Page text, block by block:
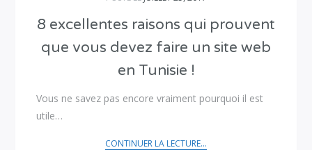
8 excellentes raisons qui prouvent
que vous devez faire un site web
en Tunisie !
Vous ne savez pas encore vraiment pourquoi il est
utile…
CONTINUER LA LECTURE...